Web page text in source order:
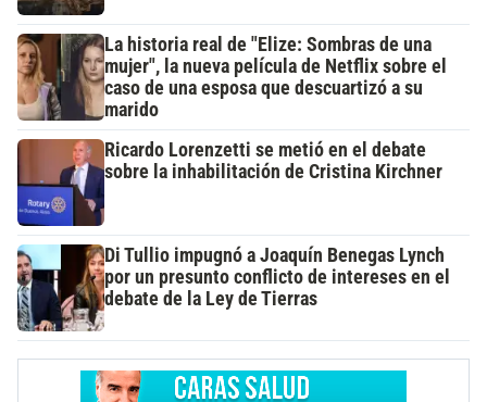
La historia real de "Elize: Sombras de una
mujer", la nueva película de Netflix sobre el
caso de una esposa que descuartizó a su
marido
Ricardo Lorenzetti se metió en el debate
sobre la inhabilitación de Cristina Kirchner
Di Tullio impugnó a Joaquín Benegas Lynch
por un presunto conflicto de intereses en el
debate de la Ley de Tierras